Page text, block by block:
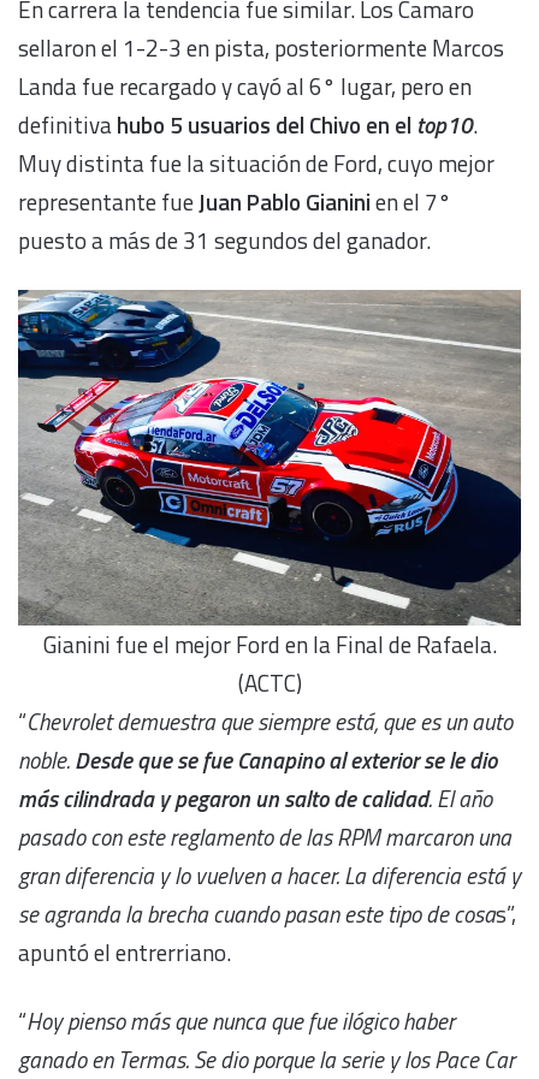
En carrera la tendencia fue similar. Los Camaro
sellaron el 1-2-3 en pista, posteriormente Marcos
Landa fue recargado y cayó al 6° lugar, pero en
definitivahubo 5 usuarios del Chivo en el top10.
Muy distinta fue la situación de Ford, cuyo mejor
representante fueJuan Pablo Gianinien el 7°
puesto a más de 31 segundos del ganador.
Gianini fue el mejor Ford en la Final de Rafaela.
(ACTC)
“Chevrolet demuestra que siempre está, que es un auto
noble.Desde que se fue Canapino al exterior se le dio
más cilindrada y pegaron un salto de calidad. El año
pasado con este reglamento de las RPM marcaron una
gran diferencia y lo vuelven a hacer. La diferencia está y
se agranda la brecha cuando pasan este tipo de cosas”,
apuntó el entrerriano.
“Hoy pienso más que nunca que fue ilógico haber
ganado en Termas. Se dio porque la serie y los Pace Car